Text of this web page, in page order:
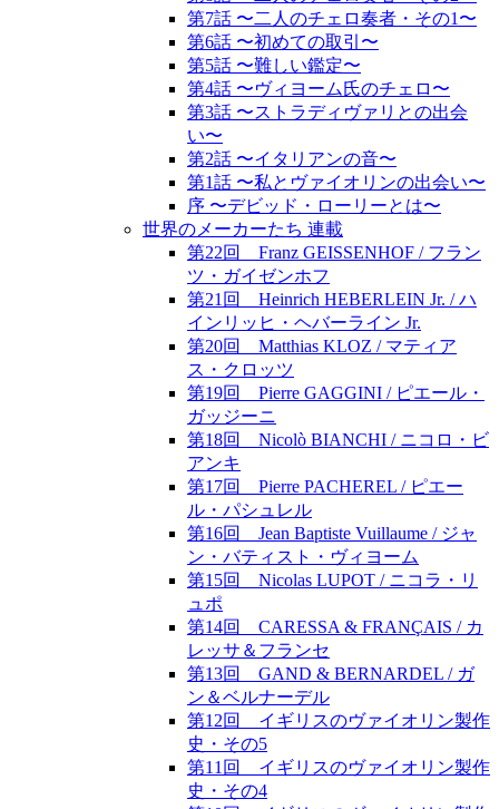
第7話 〜二人のチェロ奏者・その1〜
第6話 〜初めての取引〜
第5話 〜難しい鑑定〜
第4話 〜ヴィヨーム氏のチェロ〜
第3話 〜ストラディヴァリとの出会
い〜
第2話 〜イタリアンの音〜
第1話 〜私とヴァイオリンの出会い〜
序 〜デビッド・ローリーとは〜
世界のメーカーたち 連載
第22回 Franz GEISSENHOF / フラン
ツ・ガイゼンホフ
第21回 Heinrich HEBERLEIN Jr. / ハ
インリッヒ・ヘバーライン Jr.
第20回 Matthias KLOZ / マティア
ス・クロッツ
第19回 Pierre GAGGINI / ピエール・
ガッジーニ
第18回 Nicolò BIANCHI / ニコロ・ビ
アンキ
第17回 Pierre PACHEREL / ピエー
ル・パシュレル
第16回 Jean Baptiste Vuillaume / ジャ
ン・バティスト・ヴィヨーム
第15回 Nicolas LUPOT / ニコラ・リ
ュポ
第14回 CARESSA & FRANÇAIS / カ
レッサ＆フランセ
第13回 GAND & BERNARDEL / ガ
ン＆ベルナーデル
第12回 イギリスのヴァイオリン製作
史・その5
第11回 イギリスのヴァイオリン製作
史・その4